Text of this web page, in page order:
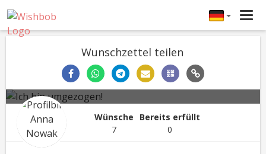
Wunschzettel teilen
Ich bin umgezogen!
Anna Nowak Einweihung 24.11.2018
Wünsche
7
Bereits erfüllt
0